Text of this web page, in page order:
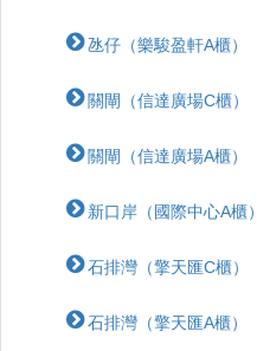
氹仔（樂駿盈軒A櫃）
關閘（信達廣場C櫃）
關閘（信達廣場A櫃）
新口岸（國際中心A櫃）
石排灣（擎天匯C櫃）
石排灣（擎天匯A櫃）